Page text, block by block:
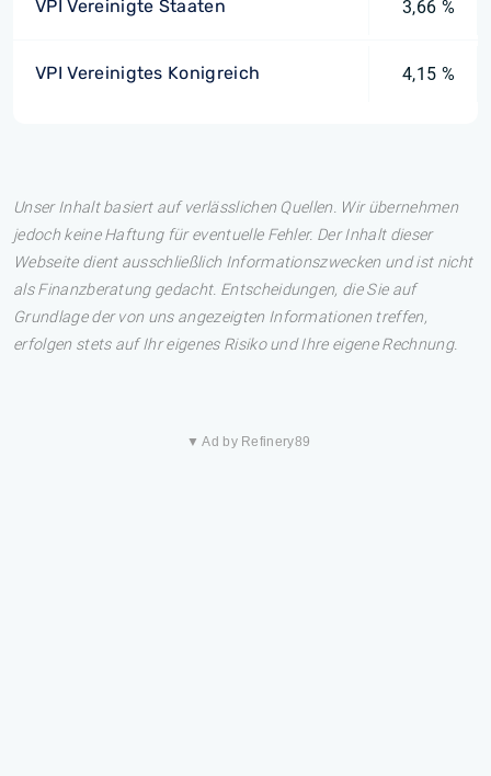
VPI Vereinigte Staaten 3,66 %
VPI Vereinigtes Konigreich 4,15 %
Unser Inhalt basiert auf verlässlichen Quellen. Wir übernehmen
jedoch keine Haftung für eventuelle Fehler. Der Inhalt dieser
Webseite dient ausschließlich Informationszwecken und ist nicht
als Finanzberatung gedacht. Entscheidungen, die Sie auf
Grundlage der von uns angezeigten Informationen treffen,
erfolgen stets auf Ihr eigenes Risiko und Ihre eigene Rechnung.
▼ Ad by Refinery89